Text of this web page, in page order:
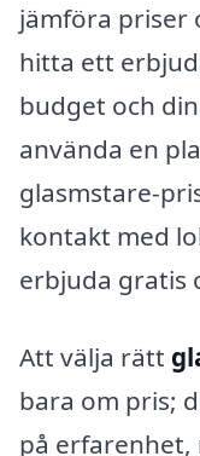
jämföra priser
hitta ett
budget och
använda en
glasmstare-
kontakt med
erbjuda gratis
Att välja rätt
bara om pris;
på erfarenhet,